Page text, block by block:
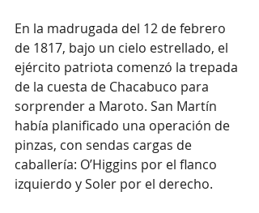
En la madrugada del 12 de febrero
de 1817, bajo un cielo estrellado, el
ejército patriota comenzó la trepada
de la cuesta de Chacabuco para
sorprender a Maroto. San Martín
había planificado una operación de
pinzas, con sendas cargas de
caballería: O’Higgins por el flanco
izquierdo y Soler por el derecho.